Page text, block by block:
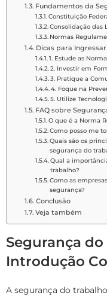
Fundamentos da
Constituição
Consolidação das
Normas
Dicas para
1. Estude as
2. Investir em
3. Pratique a
4. Foque na
5. Utilize
FAQ sobre
O que é a Norma
Como posso me
Quais são os
segurança do
Qual a
trabalho?
Como as
segurança?
Conclusão
Veja também
Segurança
Introdução
A segurança do trabalho